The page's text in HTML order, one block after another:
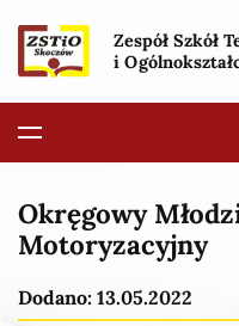
Zespół Szkół
i
Okręgowy
Motoryzacyjny
Dodano: 13.05.2022